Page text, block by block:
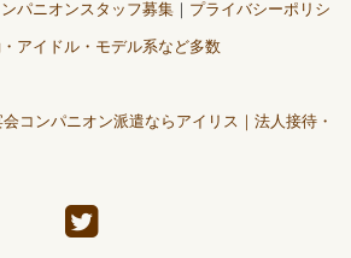
ンパニオンスタッフ募集 プライバシーポリシ
アイドル・モデル系など多数
コンパニオン派遣ならアイリス｜法人接待・